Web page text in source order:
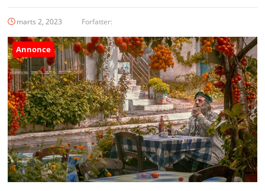
marts 2, 2023 Forfatter:
Annonce